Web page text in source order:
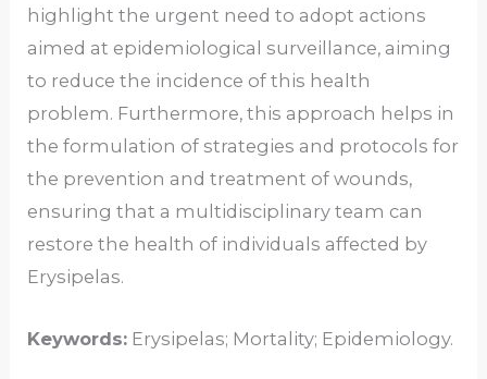
highlight the urgent need to adopt actions
aimed at epidemiological surveillance, aiming
to reduce the incidence of this health
problem. Furthermore, this approach helps in
the formulation of strategies and protocols for
the prevention and treatment of wounds,
ensuring that a multidisciplinary team can
restore the health of individuals affected by
Erysipelas.
Keywords: Erysipelas; Mortality; Epidemiology.